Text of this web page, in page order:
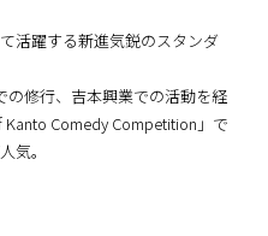
活躍する新進気鋭のスタンダ
修行、吉本興業での活動を経
Comedy Competition」で
気。